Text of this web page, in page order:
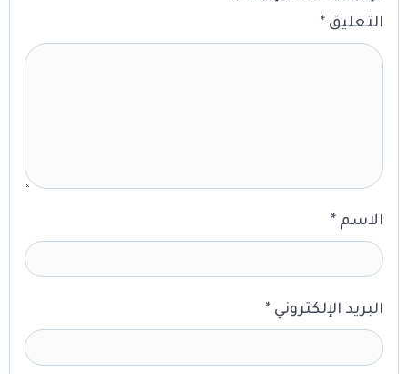
التعليق *
الاسم *
البريد الإلكتروني *